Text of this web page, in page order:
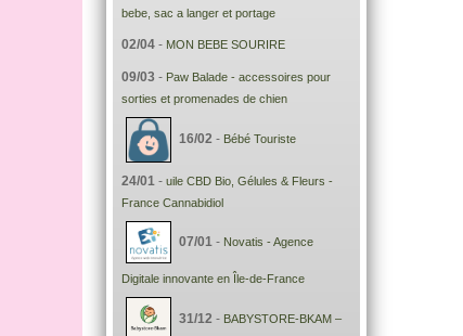
bebe, sac a langer et portage
02/04 - MON BEBE SOURIRE
09/03 - Paw Balade - accessoires pour
sorties et promenades de chien
16/02 - Bébé Touriste
24/01 - uile CBD Bio, Gélules & Fleurs -
France Cannabidiol
07/01 - Novatis - Agence
Digitale innovante en Île-de-France
31/12 - BABYSTORE-BKAM –